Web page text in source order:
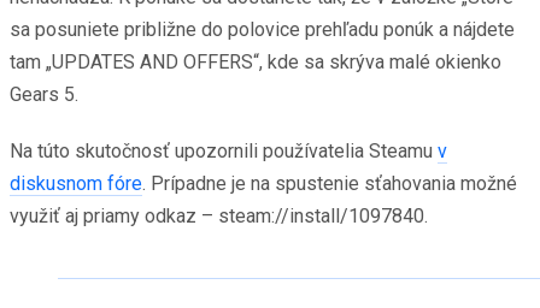
sa posuniete približne do polovice prehľadu ponúk a nájdete
tam „UPDATES AND OFFERS“, kde sa skrýva malé okienko
Gears 5.
Na túto skutočnosť upozornili používatelia Steamu v
diskusnom fóre. Prípadne je na spustenie sťahovania možné
využiť aj priamy odkaz – steam://install/1097840.